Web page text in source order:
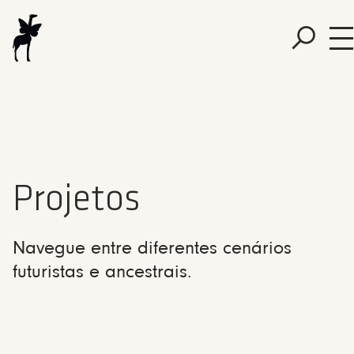
Projetos
Navegue entre diferentes cenários
futuristas e ancestrais.